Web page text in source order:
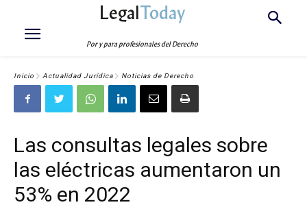
LegalToday
Por y para profesionales del Derecho
Inicio Actualidad Jurídica Noticias de Derecho
Las consultas legales sobre
las eléctricas aumentaron un
53% en 2022